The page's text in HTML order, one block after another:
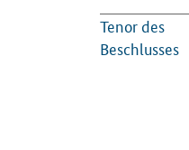
Te­nor des
Be­schlus­ses